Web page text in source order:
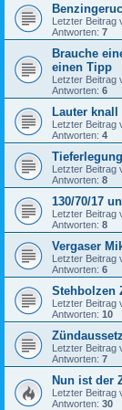
Letzter Beitrag
Antworten: 7
Brauche
einen Tipp
Letzter Beitrag
Antworten: 6
Lauter
Letzter Beitrag
Antworten: 4
Letzter Beitrag
Antworten: 8
130/70/17
Letzter Beitrag
Antworten: 8
Vergaser
Letzter Beitrag
Antworten: 6
Stehbolzen
Letzter Beitrag
Antworten: 10
Letzter Beitrag
Antworten: 7
Nun ist der
Letzter Beitrag
Antworten: 30